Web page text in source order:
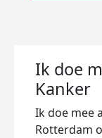
Ik doe
Kanker
Ik doe mee
Rotterdam